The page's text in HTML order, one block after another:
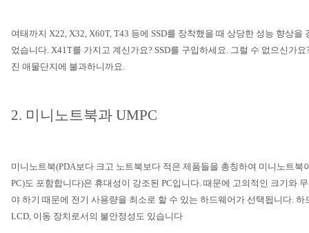
여태까지 X22, X32, X60T, T43 등에 SSD를 장착했을 때 상당한 성능 향상을
었습니다. X41T를 가지고 계신가요? SSD를 구입하세요. 그럴 수 없으신가요
진 애물단지에 불과하니까요.
2. 미니노트북과 UMPC
미니노트북(PDA보다 크고 노트북보다 적은 제품들을 총칭하여 미니노트북
PC)도 포함합니다)은 휴대성이 강조된 PC입니다. 때문에 고의적인 크기와
야 하기 때문에 전기 사용량을 최소로 할 수 있는 하드웨어가 선택됩니다. 하
LCD, 이동 장치로서의 불안정성도 있습니다